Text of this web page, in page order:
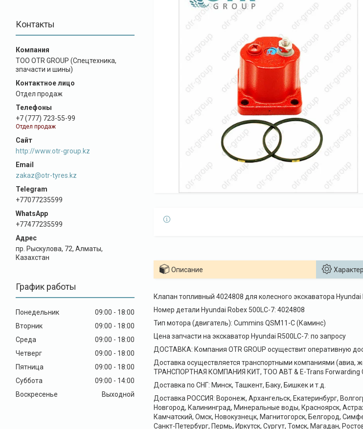
Контакты
ТОО OTR GROUP (Спецтехника,
зпачасти и шины)
Отдел продаж
+7 (777) 723-55-99
Отдел продаж
http://www.otr-group.kz
zakaz@otr-tyres.kz
+77077235599
+77477235599
пр. Рыскулова, 72, Алматы,
Казахстан
График работы
Понедельник 09:00
18:00
Вторник
09:00
18:00
Среда
09:00
18:00
Четверг
09:00
18:00
Пятница
09:00
18:00
Суббота
09:00
14:00
Воскресенье
Выходной
Описание
Клапан топливный 4024808 для колесного экскаватора
Номер детали Hyundai Robex 500LC-7: 4024808
Тип мотора (двигатель): Cummins QSM11-C (Каминс)
Цена запчасти на экскаватор Hyundai R500LC-7: по запросу
ДОСТАВКА: Компания OTR GROUP осуществит оперативную
Доставка осуществляется транспортными компаниями (авиа,
ТРАНСПОРТНАЯ КОМПАНИЯ КИТ, ТОО ABT & E-Trans Forwarding
Доставка по СНГ: Минск, Ташкент, Баку, Бишкек и т.д.
Доставка РОССИЯ: Воронеж, Архангельск, Екатеринбург,
Новгород, Калининград, Минеральные воды, Красноярск,
Камчатский, Омск, Новокузнецк, Магнитогорск, Белгород,
Санкт-Петербург, Пермь, Иркутск, Сургут, Томск, Магадан,